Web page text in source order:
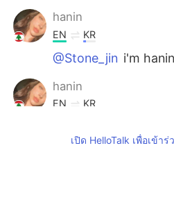
hanin
EN KR
@Stone_jin i'm
hanin
EN KR
เปิด HelloTalk เพื่อเข้า